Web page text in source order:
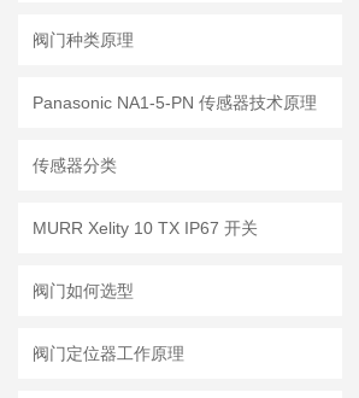
阀门种类原理
Panasonic NA1-5-PN 传感器技术原理
传感器分类
MURR Xelity 10 TX IP67 开关
阀门如何选型
阀门定位器工作原理